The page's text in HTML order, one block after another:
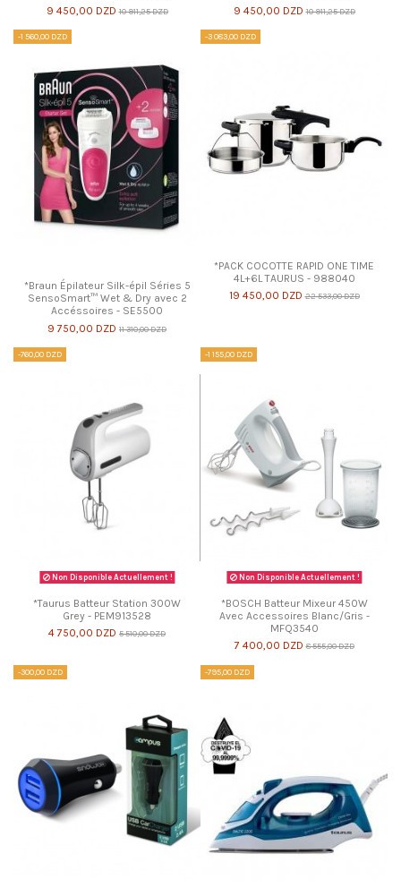
9 450,00 DZD 10 911,25 DZD
9 450,00 DZD 10 911,25 DZD
-1 560,00 DZD
*Braun Épilateur Silk-épil Séries 5
SensoSmart™ Wet & Dry avec 2
Accéssoires - SE5500
9 750,00 DZD 11 310,00 DZD
-3 083,00 DZD
*PACK COCOTTE RAPID ONE TIME
4L+6L TAURUS - 988040
19 450,00 DZD 22 533,00 DZD
-760,00 DZD
Non Disponible Actuellement !
*Taurus Batteur Station 300W
Grey - PEM913528
4 750,00 DZD 5 510,00 DZD
-1 155,00 DZD
Non Disponible Actuellement !
*BOSCH Batteur Mixeur 450W
Avec Accessoires Blanc/Gris -
MFQ3540
7 400,00 DZD 8 555,00 DZD
-300,00 DZD -795,00 DZD